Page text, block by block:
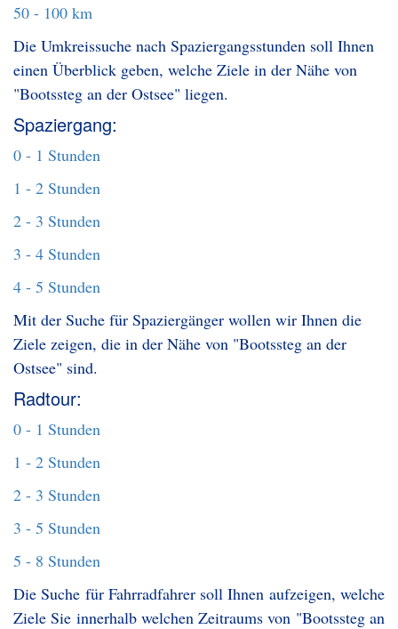
50 - 100 km
Die Umkreissuche nach Spaziergangsstunden soll Ihnen
einen Überblick geben, welche Ziele in der Nähe von
"Bootssteg an der Ostsee" liegen.
Spaziergang:
0 - 1 Stunden
1 - 2 Stunden
2 - 3 Stunden
3 - 4 Stunden
4 - 5 Stunden
Mit der Suche für Spaziergänger wollen wir Ihnen die
Ziele zeigen, die in der Nähe von "Bootssteg an der
Ostsee" sind.
Radtour:
0 - 1 Stunden
1 - 2 Stunden
2 - 3 Stunden
3 - 5 Stunden
5 - 8 Stunden
Die Suche für Fahrradfahrer soll Ihnen aufzeigen, welche
Ziele Sie innerhalb welchen Zeitraums von "Bootssteg an